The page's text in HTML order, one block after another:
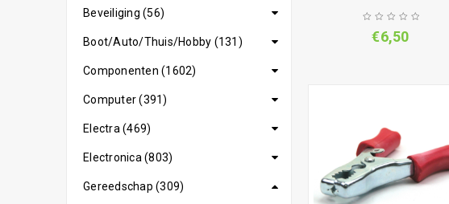
Beveiliging (56)
Boot/Auto/Thuis/Hobby (131)
Componenten (1602)
Computer (391)
Electra (469)
Electronica (803)
Gereedschap (309)
€6,50